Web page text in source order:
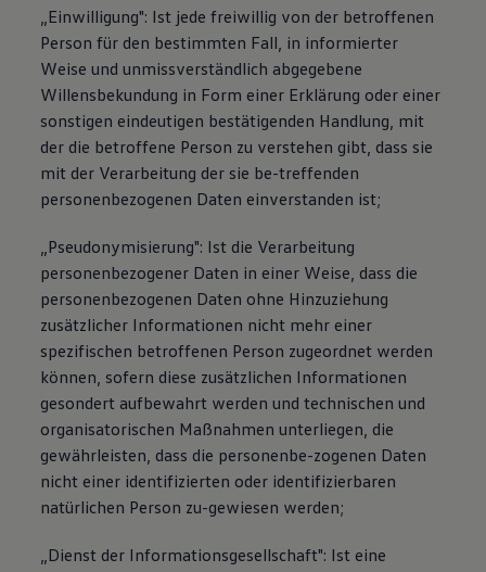
„Einwilligung": Ist jede freiwillig von der betroffenen
Person für den bestimmten Fall, in informierter
Weise und unmissverständlich abgegebene
Willensbekundung in Form einer Erklärung oder einer
sonstigen eindeutigen bestätigenden Handlung, mit
der die betroffene Person zu verstehen gibt, dass sie
mit der Verarbeitung der sie be-treffenden
personenbezogenen Daten einverstanden ist;
„Pseudonymisierung": Ist die Verarbeitung
personenbezogener Daten in einer Weise, dass die
personenbezogenen Daten ohne Hinzuziehung
zusätzlicher Informationen nicht mehr einer
spezifischen betroffenen Person zugeordnet werden
können, sofern diese zusätzlichen Informationen
gesondert aufbewahrt werden und technischen und
organisatorischen Maßnahmen unterliegen, die
gewährleisten, dass die personenbe-zogenen Daten
nicht einer identifizierten oder identifizierbaren
natürlichen Person zu-gewiesen werden;
„Dienst der Informationsgesellschaft": Ist eine